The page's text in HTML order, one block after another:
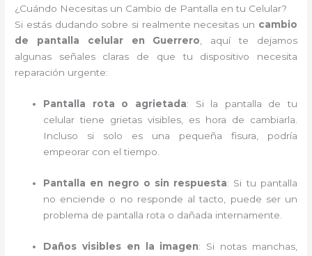
¿Cuándo Necesitas un Cambio de Pantalla en tu Celular?
Si estás dudando sobre si realmente necesitas un cambio
de pantalla celular en Guerrero, aquí te dejamos
algunas señales claras de que tu dispositivo necesita
reparación urgente:
Pantalla rota o agrietada: Si la pantalla de tu
celular tiene grietas visibles, es hora de cambiarla.
Incluso si solo es una pequeña fisura, podría
empeorar con el tiempo.
Pantalla en negro o sin respuesta: Si tu pantalla
no enciende o no responde al tacto, puede ser un
problema de pantalla rota o dañada internamente.
Daños visibles en la imagen: Si notas manchas,